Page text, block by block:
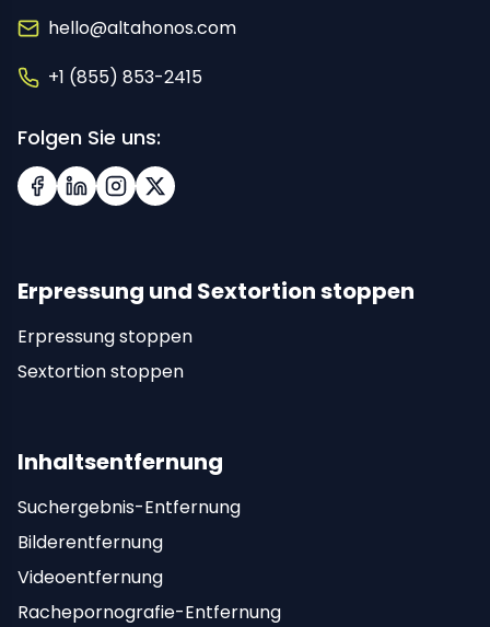
hello@altahonos.com
+1 (855) 853-2415
Folgen Sie uns:
Facebook
LinkedInInstagramX (Twitter)
Erpressung und Sextortion stoppen
Erpressung stoppen
Sextortion stoppen
Inhaltsentfernung
Suchergebnis-Entfernung
Bilderentfernung
Videoentfernung
Rachepornografie-Entfernung